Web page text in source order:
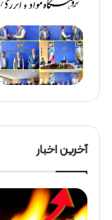
آخرین اخبار